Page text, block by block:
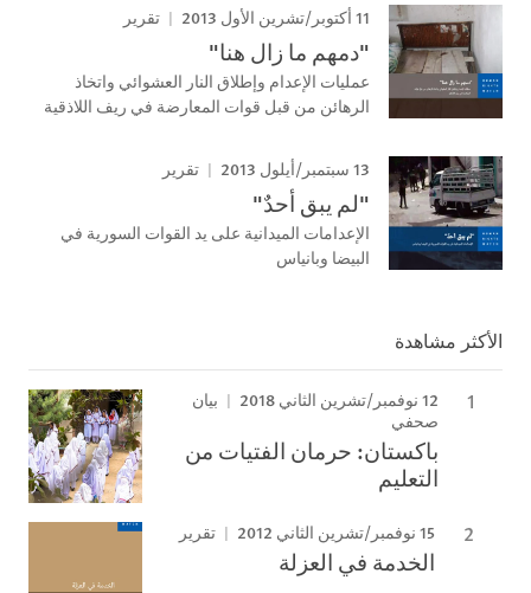
11 أكتوبر/تشرين الأول 2013 تقرير
"دمهم ما زال هنا"
عمليات الإعدام وإطلاق النار العشوائي واتخاذ
الرهائن من قبل قوات المعارضة في ريف اللاذقية
13 سبتمبر/أيلول 2013 تقرير
"لم يبق أحدٌ"
الإعدامات الميدانية على يد القوات السورية في
البيضا وبانياس
الأكثر مشاهدة
12 نوفمبر/تشرين الثاني 2018
بيان
صحفي
باكستان: حرمان الفتيات من
التعليم
15 نوفمبر/تشرين الثاني 2012 تقرير
الخدمة في العزلة